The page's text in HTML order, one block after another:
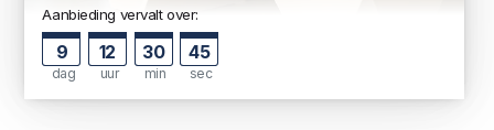
Aanbieding vervalt over:
9
dag
12
uur
30
min
44
sec